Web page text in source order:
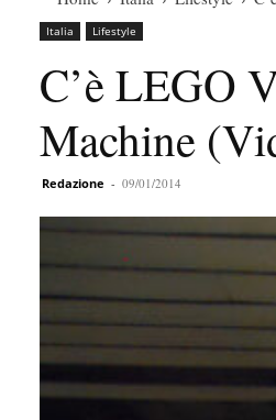
Italia Lifestyle
C’è LEGO
Machine
Redazione - 09/01/2014